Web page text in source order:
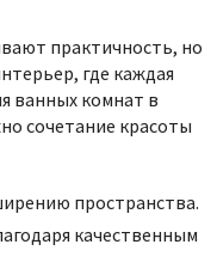
практичность, но
где каждая
ванных комнат в
сочетание красоты
пространства.
качественным